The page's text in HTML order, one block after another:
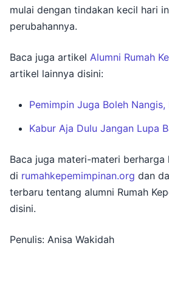
mulai dengan tindakan kecil hari
perubahannya.
Baca juga artikel Alumni Rumah
artikel lainnya disini:
Pemimpin Juga Boleh Nangis,
Kabur Aja Dulu Jangan Lupa
Baca juga materi-materi berharga
di rumahkepemimpinan.org dan
terbaru tentang alumni Rumah
disini.
Penulis: Anisa Wakidah